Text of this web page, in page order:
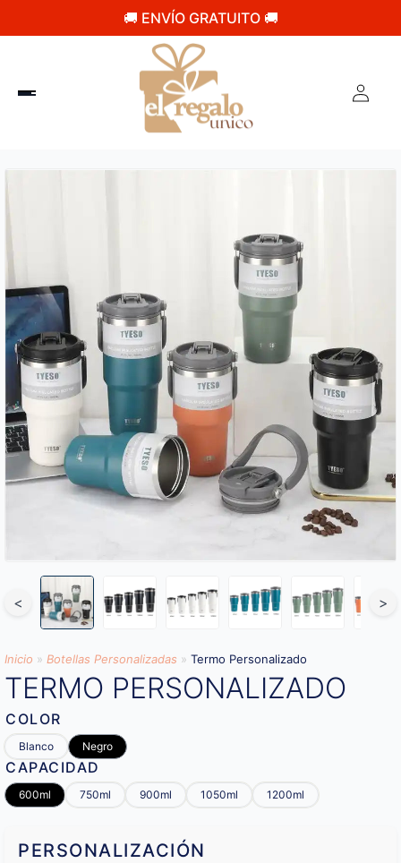
🚚 ENVÍO GRATUITO 🚚
< >
Inicio » Botellas Personalizadas » Termo Personalizado
TERMO PERSONALIZADO
COLOR
Blanco Negro
CAPACIDAD
600ml 750ml 900ml 1050ml 1200ml
PERSONALIZACIÓN